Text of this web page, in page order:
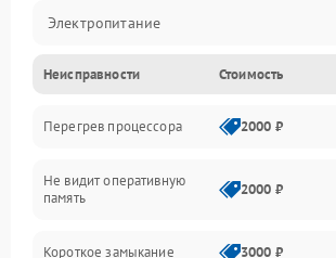
Электропитание
Корпус/Герметичность
Механика
ПО/Микропрограмма
Неисправности Стоимость
Перегрев процессора 2000 ₽
Не видит оперативную
память
2000 ₽
Короткое замыкание 3000 ₽